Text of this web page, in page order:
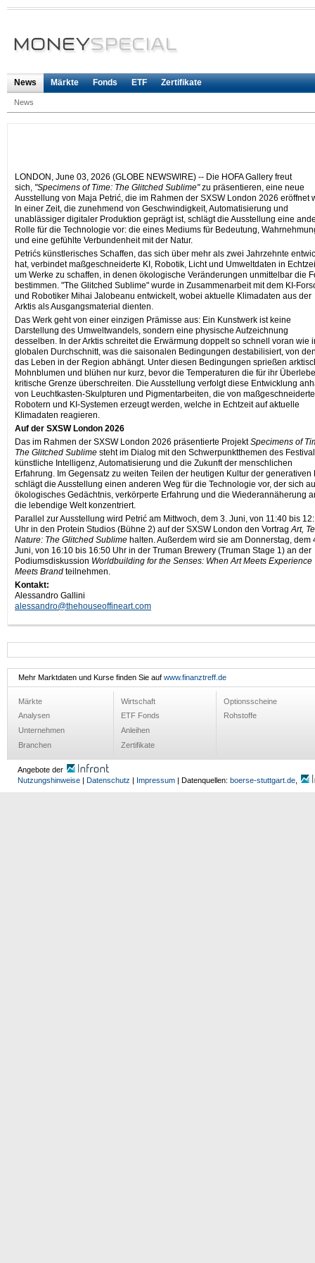
News Märkte Fonds ETF Zertifikate
News
LONDON, June 03, 2026 (GLOBE NEWSWIRE) -- Die HOFA Gallery freut
sich, "Specimens of Time: The Glitched Sublime"zu präsentieren, eine neue
Ausstellung von Maja Petrić, die im Rahmen der SXSW London 2026 eröffnet
In einer Zeit, die zunehmend von Geschwindigkeit, Automatisierung und
unablässiger digitaler Produktion geprägt ist, schlägt die Ausstellung eine
Rolle für die Technologie vor: die eines Mediums für Bedeutung,
und eine gefühlte Verbundenheit mit der Natur.
Petrićs künstlerisches Schaffen, das sich über mehr als zwei Jahrzehnte
hat, verbindet maßgeschneiderte KI, Robotik, Licht und Umweltdaten in
um Werke zu schaffen, in denen ökologische Veränderungen unmittelbar die
bestimmen. "The Glitched Sublime" wurde in Zusammenarbeit mit dem KI-
und Robotiker Mihai Jalobeanu entwickelt, wobei aktuelle Klimadaten aus der
Arktis als Ausgangsmaterial dienten.
Das Werk geht von einer einzigen Prämisse aus: Ein Kunstwerk ist keine
Darstellung des Umweltwandels, sondern eine physische Aufzeichnung
desselben. In der Arktis schreitet die Erwärmung doppelt so schnell voran wie
globalen Durchschnitt, was die saisonalen Bedingungen destabilisiert, von
das Leben in der Region abhängt. Unter diesen Bedingungen sprießen
Mohnblumen und blühen nur kurz, bevor die Temperaturen die für ihr
kritische Grenze überschreiten. Die Ausstellung verfolgt diese Entwicklung
von Leuchtkasten-Skulpturen und Pigmentarbeiten, die von
Robotern und KI-Systemen erzeugt werden, welche in Echtzeit auf aktuelle
Klimadaten reagieren.
Auf der SXSW London 2026
Das im Rahmen der SXSW London 2026 präsentierte ProjektSpecimens of
The Glitched Sublime steht im Dialog mit den Schwerpunktthemen des
künstliche Intelligenz, Automatisierung und die Zukunft der menschlichen
Erfahrung. Im Gegensatz zu weiten Teilen der heutigen Kultur der generativen
schlägt die Ausstellung einen anderen Weg für die Technologie vor, der sich
ökologisches Gedächtnis, verkörperte Erfahrung und die Wiederannäherung
die lebendige Welt konzentriert.
Parallel zur Ausstellung wird Petrić am Mittwoch, dem 3. Juni, von 11:40 bis
Uhr in den Protein Studios (Bühne 2) auf der SXSW London den VortragArt,
Nature: The Glitched Sublime halten. Außerdem wird sie am Donnerstag, dem
Juni, von 16:10 bis 16:50 Uhr in der Truman Brewery (Truman Stage 1) an der
Podiumsdiskussion Worldbuilding for the Senses: When Art Meets Experience
Meets Brand teilnehmen.
Kontakt:
Alessandro Gallini
alessandro@thehouseoffineart.com
Mehr Marktdaten und Kurse finden Sie auf www.finanztreff.de
Märkte
Analysen
Unternehmen
Branchen
Wirtschaft
ETF Fonds
Anleihen
Zertifikate
Optionsscheine
Rohstoffe
Angebote der
Nutzungshinweise | Datenschutz | Impressum | Datenquellen: boerse-stuttgart.de